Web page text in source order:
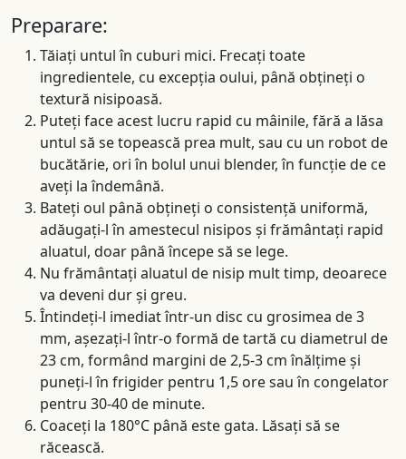
Preparare:
Tăiați untul în cuburi mici. Frecați toate
ingredientele, cu excepția oului, până obțineți o
textură nisipoasă.
Puteți face acest lucru rapid cu mâinile, fără a lăsa
untul să se topească prea mult, sau cu un robot de
bucătărie, ori în bolul unui blender, în funcție de ce
aveți la îndemână.
Bateți oul până obțineți o consistență uniformă,
adăugați-l în amestecul nisipos și frământați rapid
aluatul, doar până începe să se lege.
Nu frământați aluatul de nisip mult timp, deoarece
va deveni dur și greu.
Întindeți-l imediat într-un disc cu grosimea de 3
mm, așezați-l într-o formă de tartă cu diametrul de
23 cm, formând margini de 2,5-3 cm înălțime și
puneți-l în frigider pentru 1,5 ore sau în congelator
pentru 30-40 de minute.
Coaceți la 180°C până este gata. Lăsați să se
răcească.